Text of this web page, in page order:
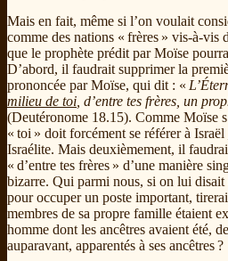
Mais en fait, même si l’on voulait
comme des nations « frères » vis-à-vis
que le prophète prédit par Moïse
D’abord, il faudrait supprimer la
prononcée par Moïse, qui dit : «
milieu de toi , d’entre tes frères, un
(Deutéronome 18.15). Comme Moïse
« toi » doit forcément se référer à
Israélite. Mais deuxièmement, il
« d’entre tes frères » d’une manière
bizarre. Qui parmi nous, si on lui disait
pour occuper un poste important,
membres de sa propre famille étaient
homme dont les ancêtres avaient été,
auparavant, apparentés à ses ancêtres ?